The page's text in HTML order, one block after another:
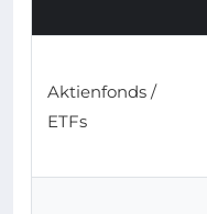
Aktienfonds /
ETFs